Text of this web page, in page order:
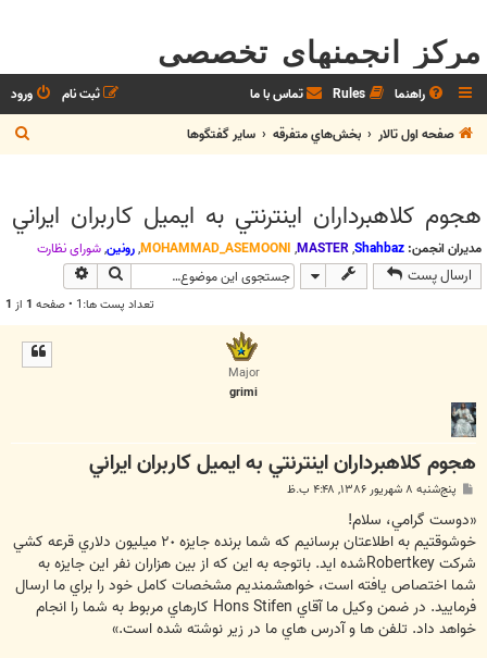
مرکز انجمنهای تخصصی
راهنما Rules تماس با ما ورود
ثبت نام
صفحه اول تالار
بخش‌‌هاي متفرقه ساير گفتگوها
س
هجوم كلاهبرداران اينترنتي به ايميل كاربران ايراني
مدیران انجمن: Shahbaz
,
MASTER
,
MOHAMMAD_ASEMOONI
,رونین,شوراي نظارت
ارسال پست جستجو
تعداد پست ها:1 • صفحه 1 از 1
Major
grimi
هجوم كلاهبرداران اينترنتي به ايميل كاربران ايراني
س
ت
پنج‌شنبه ۸ شهریور ۱۳۸۶, ۴:۴۸ ب.ظ
«دوست گرامي، سلام!
خوشوقتيم به اطلاعتان برسانيم كه شما برنده جايزه ٢٠ ميليون دلاري قرعه كشي
شركت Robertkeyشده ايد. باتوجه به اين كه از بين هزاران نفر اين جايزه به
شما اختصاص يافته است، خواهشمنديم مشخصات كامل خود را براي ما ارسال
فرماييد. در ضمن وكيل ما آقاي Hons Stifen كارهاي مربوط به شما را انجام
خواهد داد. تلفن ها و آدرس هاي ما در زير نوشته شده است.»